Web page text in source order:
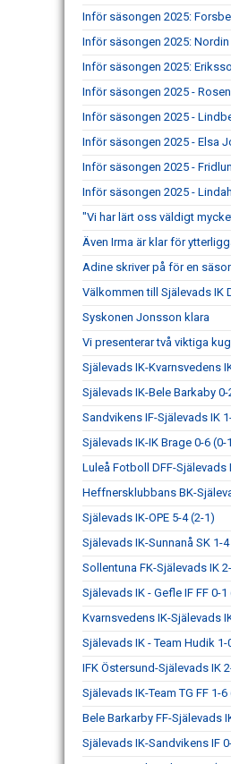
Inför säsongen 2025:
Inför säsongen 2025:
Inför säsongen 2025:
Inför säsongen 2025 -
Inför säsongen 2025 -
Inför säsongen 2025 - Elsa
Inför säsongen 2025 -
Inför säsongen 2025 -
"Vi har lärt oss väldigt
Även Irma är klar för
Adine skriver på för en
Välkommen till Själevads IK
Syskonen Jonsson klara
Vi presenterar två viktiga
Själevads IK-Kvarnsvedens
Själevads IK-Bele Barkaby 0-
Sandvikens IF-Själevads IK
Själevads IK-IK Brage 0-6 (0-
Luleå Fotboll DFF-Själevads
Heffnersklubbans BK-
Själevads IK-OPE 5-4 (2-1)
Själevads IK-Sunnanå SK 1-
Sollentuna FK-Själevads IK
Själevads IK - Gefle IF FF 0-1
Kvarnsvedens IK-Själevads
Själevads IK - Team Hudik 1-
IFK Östersund-Själevads IK
Själevads IK-Team TG FF 1-6
Bele Barkarby FF-Själevads
Själevads IK-Sandvikens IF